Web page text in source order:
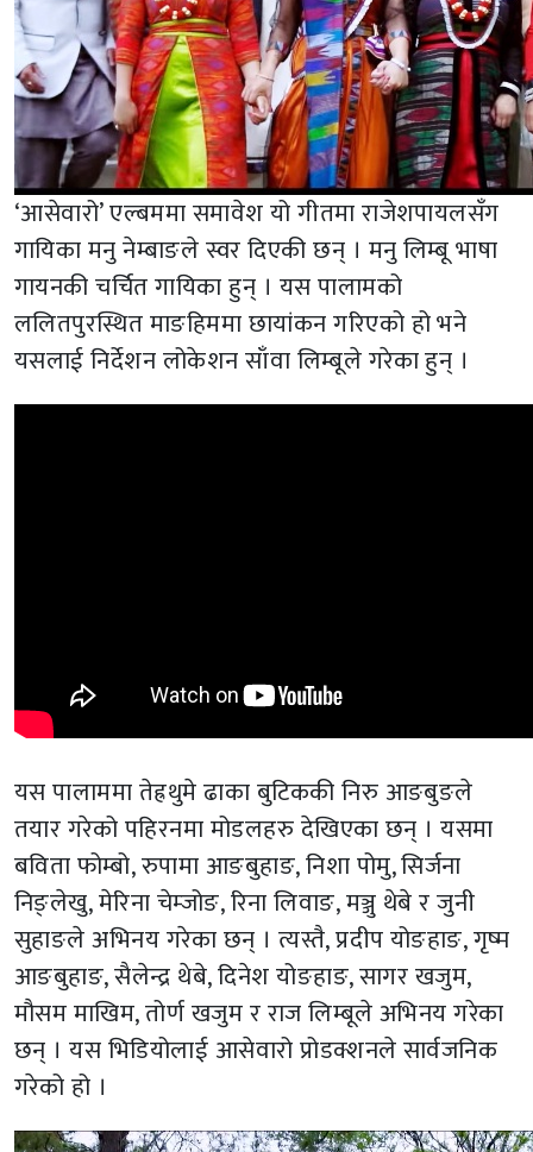
‘आसेवारो’ एल्बममा समावेश यो गीतमा राजेशपायलसँग
गायिका मनु नेम्बाङले स्वर दिएकी छन् । मनु लिम्बू भाषा
गायनकी चर्चित गायिका हुन् । यस पालामको
ललितपुरस्थित माङहिममा छायांकन गरिएको हो भने
यसलाई निर्देशन लोकेशन साँवा लिम्बूले गरेका हुन् ।
यस पालाममा तेह्रथुमे ढाका बुटिककी निरु आङबुङले
तयार गरेको पहिरनमा मोडलहरु देखिएका छन् । यसमा
बविता फोम्बो, रुपामा आङबुहाङ, निशा पोमु, सिर्जना
निङ्लेखु, मेरिना चेम्जोङ, रिना लिवाङ, मञ्जु थेबे र जुनी
सुहाङले अभिनय गरेका छन् । त्यस्तै, प्रदीप योङहाङ, गृष्म
आङबुहाङ, सैलेन्द्र थेबे, दिनेश योङहाङ, सागर खजुम,
मौसम माखिम, तोर्ण खजुम र राज लिम्बूले अभिनय गरेका
छन् । यस भिडियोलाई आसेवारो प्रोडक्शनले सार्वजनिक
गरेको हो ।